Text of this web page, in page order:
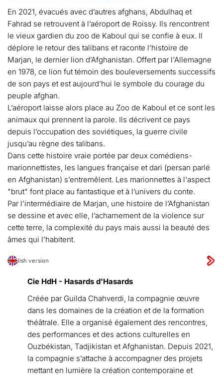
En 2021, évacués avec d’autres afghans, Abdulhaq et
Fahrad se retrouvent à l’aéroport de Roissy. Ils rencontrent
le vieux gardien du zoo de Kaboul qui se confie à eux. Il
déplore le retour des talibans et raconte l’histoire de
Marjan, le dernier lion d’Afghanistan. Offert par l'Allemagne
en 1978, ce lion fut témoin des bouleversements successifs
de son pays et est aujourd’hui le symbole du courage du
peuple afghan.
L’aéroport laisse alors place au Zoo de Kaboul et ce sont les
animaux qui prennent la parole. Ils décrivent ce pays
depuis l’occupation des soviétiques, la guerre civile
jusqu’au règne des talibans.
Dans cette histoire vraie portée par deux comédiens-
marionnettistes, les langues française et dari (persan parlé
en Afghanistan) s’entremêlent. Les marionnettes à l'aspect
"brut" font place au fantastique et à l’univers du conte.
Par l’intermédiaire de Marjan, une histoire de l’Afghanistan
se dessine et avec elle, l’acharnement de la violence sur
cette terre, la complexité du pays mais aussi la beauté des
âmes qui l’habitent.
English version
Cie HdH - Hasards d'Hasards
Créée par Guilda Chahverdi, la compagnie œuvre
dans les domaines de la création et de la formation
théâtrale. Elle a organisé également des rencontres,
des performances et des actions culturelles en
Ouzbékistan, Tadjikistan et Afghanistan. Depuis 2021,
la compagnie s’attache à accompagner des projets
mettant en lumière la création contemporaine et